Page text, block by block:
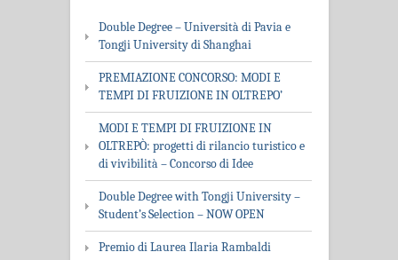
Double Degree – Università di Pavia e
Tongji University di Shanghai
PREMIAZIONE CONCORSO: MODI E
TEMPI DI FRUIZIONE IN OLTREPO’
MODI E TEMPI DI FRUIZIONE IN
OLTREPÒ: progetti di rilancio turistico e
di vivibilità – Concorso di Idee
Double Degree with Tongji University –
Student’s Selection – NOW OPEN
Premio di Laurea Ilaria Rambaldi